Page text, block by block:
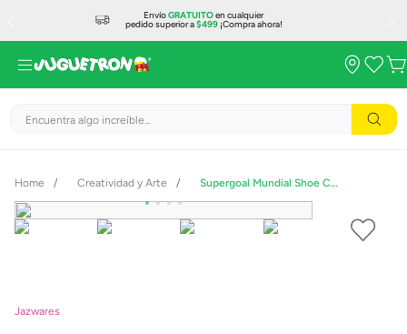
EnvíoGRATUITOen cualquier
pedido superior a$499¡Compra ahora!
Encuentra algo increíble...
Creatividad y Arte Supergoal Mundial Shoe Capsule - 12pc CDU SM9000
Jazwares